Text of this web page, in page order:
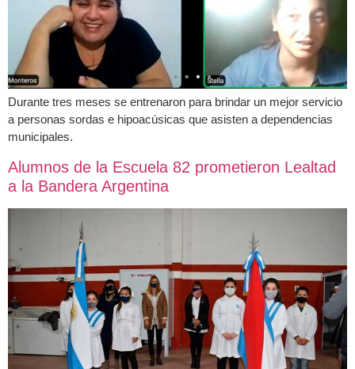
Durante tres meses se entrenaron para brindar un mejor servicio
a personas sordas e hipoacúsicas que asisten a dependencias
municipales.
Alumnos de la Escuela 82 prometieron Lealtad
a la Bandera Argentina